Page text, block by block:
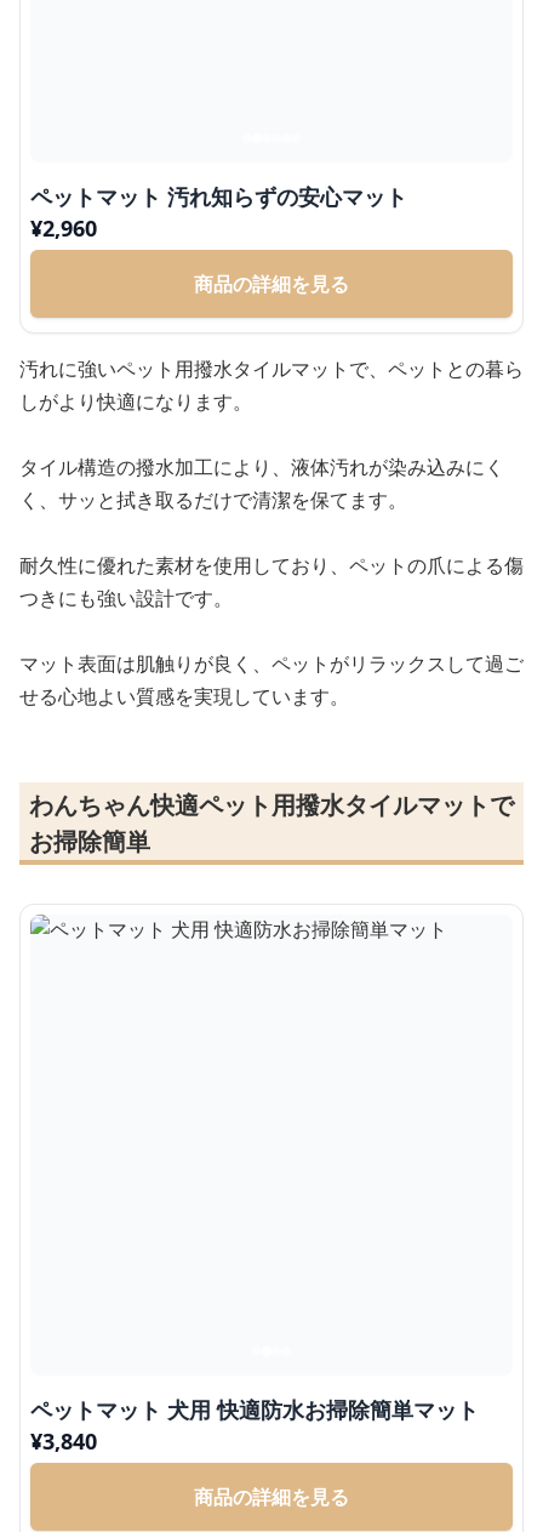
ペットマット 汚れ知らずの安心マット
¥2,960
商品の詳細を見る
汚れに強いペット用撥水タイルマットで、ペットとの暮ら
しがより快適になります。
タイル構造の撥水加工により、液体汚れが染み込みにく
く、サッと拭き取るだけで清潔を保てます。
耐久性に優れた素材を使用しており、ペットの爪による傷
つきにも強い設計です。
マット表面は肌触りが良く、ペットがリラックスして過ご
せる心地よい質感を実現しています。
わんちゃん快適ペット用撥水タイルマットで
お掃除簡単
ペットマット 犬用 快適防水お掃除簡単マット
¥3,840
商品の詳細を見る